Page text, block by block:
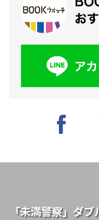
「未満警察」ダ